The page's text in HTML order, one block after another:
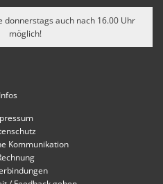
donnerstags auch nach 16.00 Uhr
möglich!
Infos
Kommunikation